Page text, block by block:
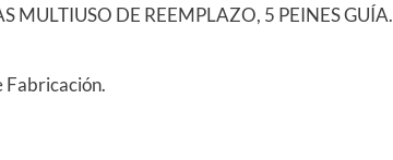
MULTIUSO DE REEMPLAZO, 5 PEINES GUÍA.
Fabricación.